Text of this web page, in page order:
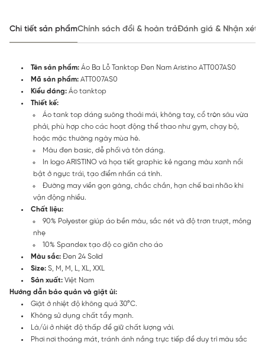
Chi tiết sản phẩmChính sách đổi & hoàn trảĐánh giá & Nhận xét
Tên sản phẩm: Áo Ba Lỗ Tanktop Đen Nam Aristino ATT007AS0
Mã sản phẩm: ATT007AS0
Kiểu dáng: Áo tanktop
Thiết kế:
Áo tank top dáng suông thoải mái, không tay, cổ tròn sâu vừa
phải, phù hợp cho các hoạt động thể thao như gym, chạy bộ,
hoặc mặc thường ngày mùa hè.
Màu đen basic, dễ phối và tôn dáng.
In logo ARISTINO và họa tiết graphic kẻ ngang màu xanh nổi
bật ở ngực trái, tạo điểm nhấn cá tính.
Đường may viền gọn gàng, chắc chắn, hạn chế bai nhão khi
vận động nhiều.
Chất liệu:
90% Polyester giúp áo bền màu, sắc nét và độ trơn trượt, mỏng
nhẹ
10% Spandex tạo độ co giãn cho áo
Màu sắc: Đen 24 Solid
Size: S, M, M, L, XL, XXL
Sản xuất: Việt Nam
Hướng dẫn bảo quản và giặt ủi:
Giặt ở nhiệt độ không quá 30°C.
Không sử dụng chất tẩy mạnh.
Là/ủi ở nhiệt độ thấp để giữ chất lượng vải.
Phơi nơi thoáng mát, tránh ánh nắng trực tiếp để duy trì màu sắc